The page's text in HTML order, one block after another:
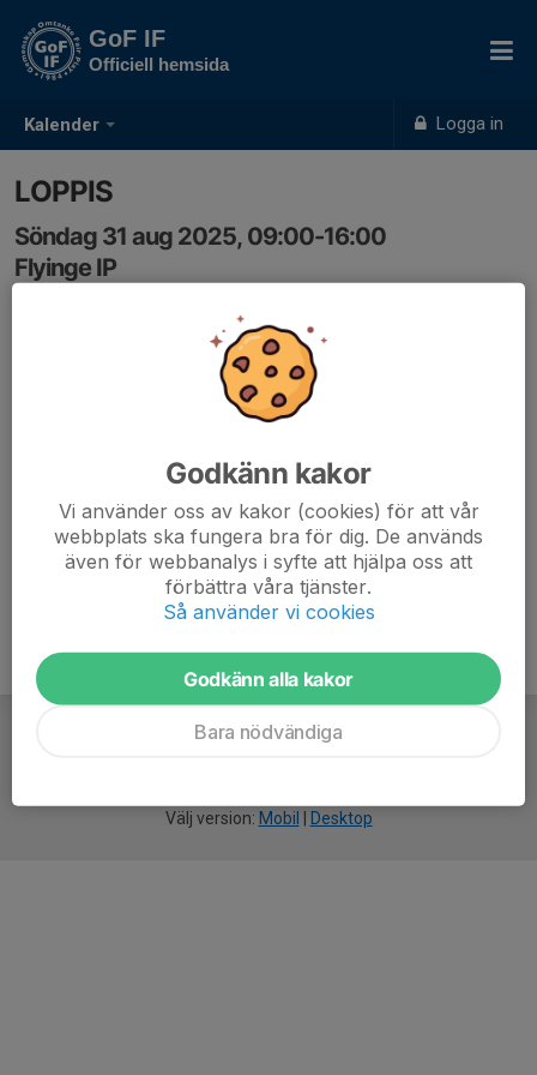
Kalender Logga in
GoF IF
Officiell hemsida
LOPPIS
Söndag 31 aug 2025, 09:00-16:00
Flyinge IP
Välj version: Mobil Desktop
Godkänn kakor
Vi använder oss av kakor (cookies) för att vår
webbplats ska fungera bra för dig. De används
även för webbanalys i syfte att hjälpa oss att
förbättra våra tjänster.
Så använder vi cookies
Godkänn alla kakor
Bara nödvändiga